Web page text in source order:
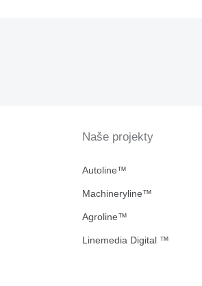
Naše projekty
Autoline™
Machineryline™
Agroline™
Linemedia Digital ™